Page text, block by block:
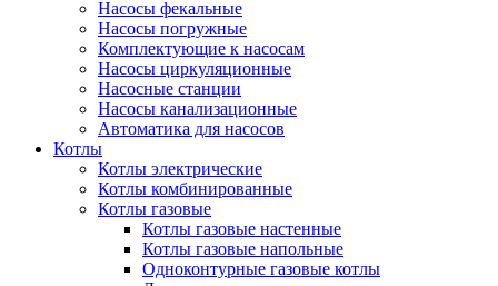
Насосы фекальные
Насосы погружные
Комплектующие к насосам
Насосы циркуляционные
Насосные станции
Насосы канализационные
Автоматика для насосов
Котлы
Котлы электрические
Котлы комбинированные
Котлы газовые
Котлы газовые настенные
Котлы газовые напольные
Одноконтурные газовые котлы